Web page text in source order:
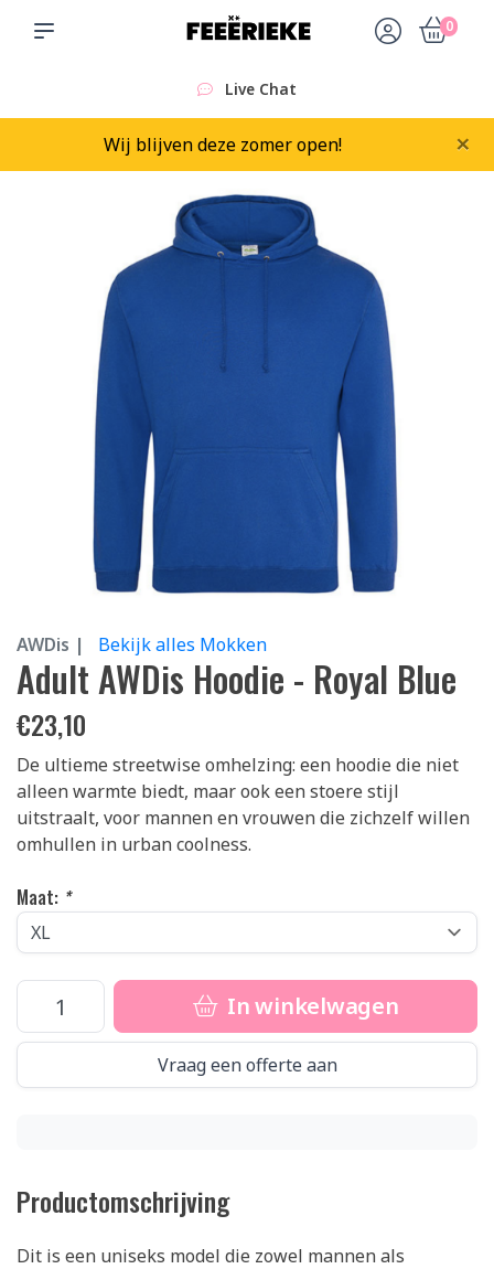
0
Live Chat
Wij blijven deze zomer open! ×
AWDis | Bekijk alles Mokken
Adult AWDis Hoodie - Royal Blue
€23,10
De ultieme streetwise omhelzing: een hoodie die niet
alleen warmte biedt, maar ook een stoere stijl
uitstraalt, voor mannen en vrouwen die zichzelf willen
omhullen in urban coolness.
Maat: *
In winkelwagen
Vraag een offerte aan
Productomschrijving
Dit is een uniseks model die zowel mannen als